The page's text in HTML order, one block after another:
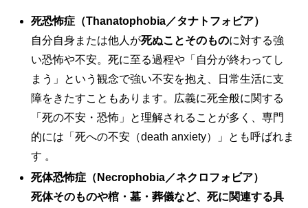
死恐怖症（Thanatophobia／タナトフォビア）
自分自身または他人が死ぬことそのものに対する強
い恐怖や不安。死に至る過程や「自分が終わってし
まう」という観念で強い不安を抱え、日常生活に支
障をきたすこともあります。広義に死全般に関する
「死の不安・恐怖」と理解されることが多く、専門
的には「死への不安（death anxiety）」とも呼ばれま
す 。
死体恐怖症（Necrophobia／ネクロフォビア）
死体そのものや棺・墓・葬儀など、死に関連する具